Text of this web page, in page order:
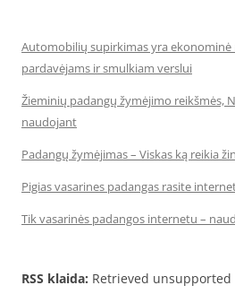
Automobilių supirkimas yra ekonominė
pardavėjams ir smulkiam verslui
Žieminių padangų žymėjimo reikšmės,
naudojant
Padangų žymėjimas – Viskas ką reikia
Pigias vasarines padangas rasite
Tik vasarinės padangos internetu –
RSS klaida: Retrieved